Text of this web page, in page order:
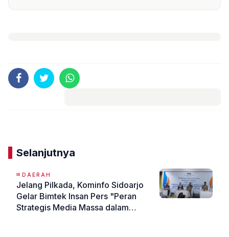
Selanjutnya
DAERAH
Jelang Pilkada, Kominfo Sidoarjo
Gelar Bimtek Insan Pers "Peran
Strategis Media Massa dalam